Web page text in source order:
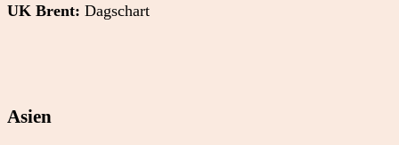
UK Brent: Dagschart
Asien